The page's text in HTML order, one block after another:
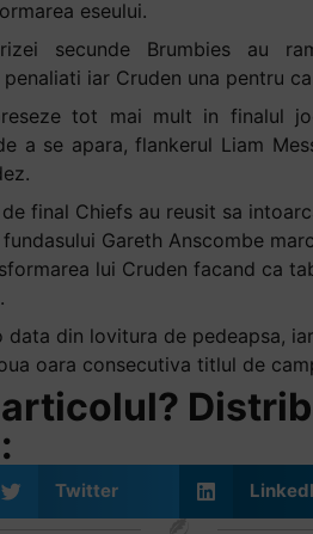
eseului.
secunde Brumbies au
iar Cruden una pentru
tot mai mult in finalul
a se apara, flankerul Liam
final Chiefs au reusit sa
Gareth Anscombe
lui Cruden facand ca
data din lovitura de pedeapsa,
oara consecutiva titlul de
Twitter